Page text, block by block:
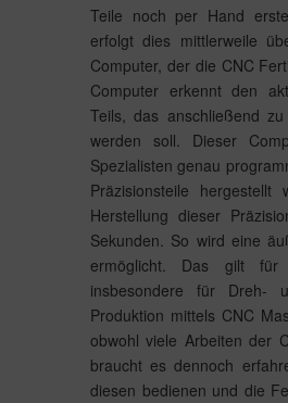
Teile noch per Hand
erfolgt dies mittlerweile
Computer, der die CNC
Computer erkennt den
Teils, das anschließend
werden soll. Dieser
Spezialisten genau
Präzisionsteile hergestellt
Herstellung dieser
Sekunden. So wird eine
ermöglicht. Das gilt für
insbesondere für Dreh-
Produktion mittels CNC
obwohl viele Arbeiten der
braucht es dennoch
diesen bedienen und die